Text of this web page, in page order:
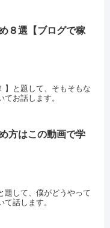
８選【ブログで稼
】と題して、そもそもな
お話します。
方はこの動画で学
題して、僕がどうやって
話します。